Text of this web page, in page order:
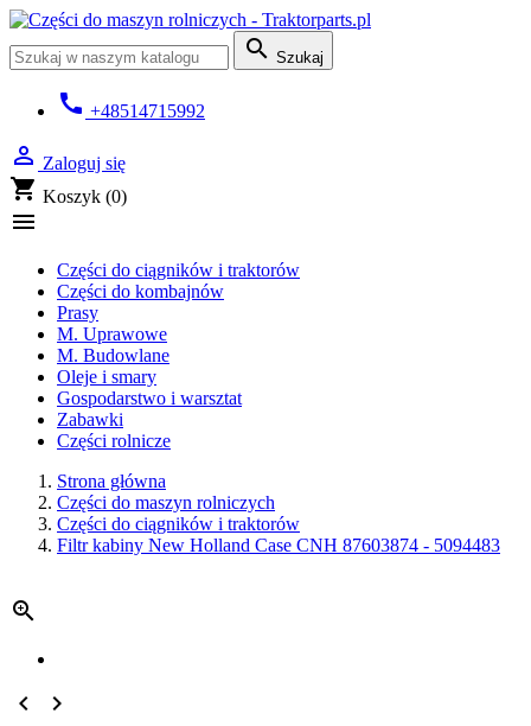
 Szukaj
call +48514715992
 Zaloguj się
shopping_cart Koszyk (0)

Części do ciągników i traktorów
Części do kombajnów
Prasy
M. Uprawowe
M. Budowlane
Oleje i smary
Gospodarstwo i warsztat
Zabawki
Części rolnicze
Strona główna
Części do maszyn rolniczych
Części do ciągników i traktorów
Filtr kabiny New Holland Case CNH 87603874 - 5094483

 